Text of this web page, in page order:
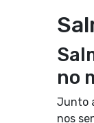
no
Junto
nos